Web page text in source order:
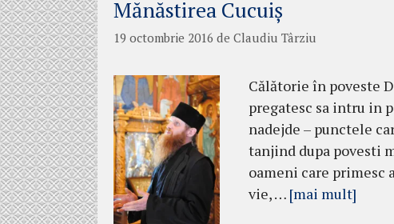
Mănăstirea Cucuiș
19 octombrie 2016 de Claudiu Târziu
Călătorie în poveste
pregatesc sa intru in
nadejde – punc­tele
tanjind dupa povesti
oameni care primesc
vie, … [mai mult]